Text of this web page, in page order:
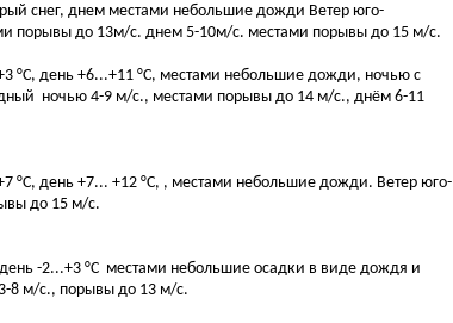
снег, днем местами небольшие дожди Ветер юго-
порывы до 13м/с. днем 5-10м/с. местами порывы до 15 м/с.
°С, день +6...+11 °С, местами небольшие дожди, ночью с
ночью 4-9 м/с., местами порывы до 14 м/с., днём 6-11
°С, день +7... +12 °С, , местами небольшие дожди. Ветер юго-
до 15 м/с.
день -2...+3 °С местами небольшие осадки в виде дождя и
8 м/с., порывы до 13 м/с.